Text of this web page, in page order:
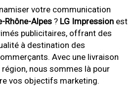
votre communication
Rhône-Alpes? LG Impression est
publicitaires, offrant des
à destination des
Avec une livraison
nous sommes là pour
vos objectifs marketing.